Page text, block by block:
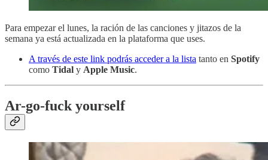
Para empezar el lunes, la ración de las canciones y jitazos de la
semana ya está actualizada en la plataforma que uses.
A través de este link podrás acceder a la lista tanto en Spotify
como Tidal y Apple Music.
Ar-go-fuck yourself